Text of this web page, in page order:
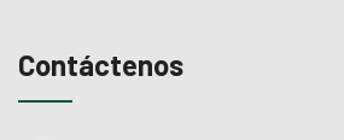
Contáctenos